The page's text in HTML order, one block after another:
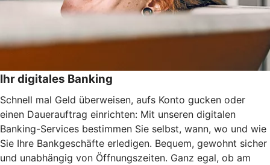
Ihr digitales Banking
Schnell mal Geld überweisen, aufs Konto gucken oder
einen Dauerauftrag einrichten: Mit unseren digitalen
Banking-Services bestimmen Sie selbst, wann, wo und wie
Sie Ihre Bankgeschäfte erledigen. Bequem, gewohnt sicher
und unabhängig von Öffnungszeiten. Ganz egal, ob am